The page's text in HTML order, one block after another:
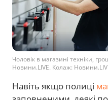
Чоловік в магазині техніки,
Новини.LIVE. Колаж:
Навіть якщо полиці